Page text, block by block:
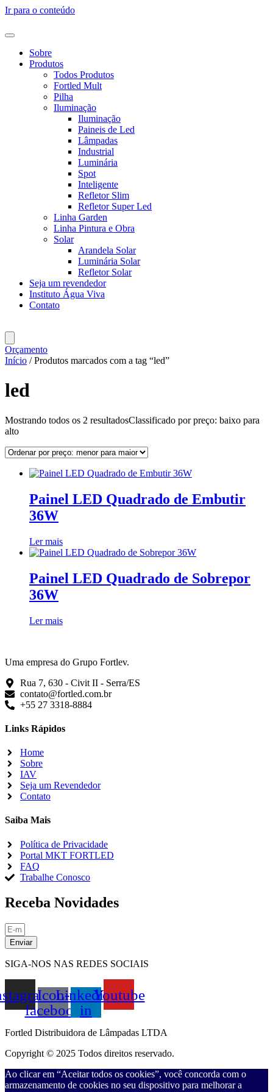
Ir para o conteúdo
Sobre
Produtos
Todos Produtos
Fortled Mult
Pilha
Iluminação
Iluminação
Paineis de Led
Lâmpadas
Industrial
Luminária
Spot
Inteligente
Refletor Slim
Refletor Super Led
Linha Garden
Linha Pintura e Obra
Solar
Arandela Solar
Luminária Solar
Refletor Solar
Seja um revendedor
Instituto Água Viva
Contato
Orçamento
Início / Produtos marcados com a tag “led”
led
Mostrando todos os 2 resultadosClassificado por preço: baixo para
alto
Painel LED Quadrado de Embutir
36W
Ler mais
Painel LED Quadrado de Sobrepor
36W
Ler mais
Uma empresa do Grupo Fortlev.
Rua 7, 630 - Civit II - Serra/ES
contato@fortled.com.br
+55 27 3318-8884
Links Rápidos
Home
Sobre
IAV
Seja um Revendedor
Contato
Saiba Mais
Política de Privacidade
Portal MKT FORTLED
FAQ
Trabalhe Conosco
Receba Novidades
Enviar
SIGA-NOS NAS REDES SOCIAIS
Icon-
facebook
Linkedin-
in
Youtube
Fortled Distribuidora de Lâmpadas LTDA
Copyright © 2025 Todos direitos reservado.
Ao clicar em “Aceitar todos os cookies”, você concorda com o
armazenamento de cookies no seu dispositivo para melhorar a